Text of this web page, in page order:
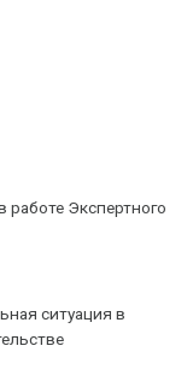
Экспертного
ситуация в